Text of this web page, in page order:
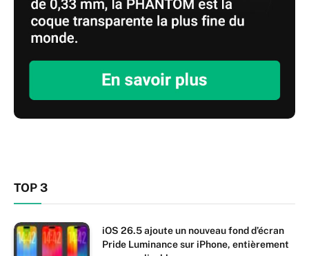
TOP 3
iOS 26.5 ajoute un nouveau fond d’écran
Pride Luminance sur iPhone, entièrement